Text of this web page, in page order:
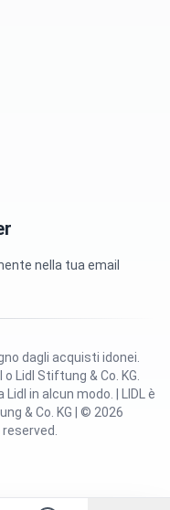
nella tua email
Lidl Stiftung & Co. KG.
in alcun modo. | LIDL è
& Co. KG | © 2026
dagli acquisti idonei.